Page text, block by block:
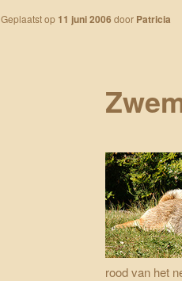
Geplaatst op 11 juni 2006 door Patricia
rood van het